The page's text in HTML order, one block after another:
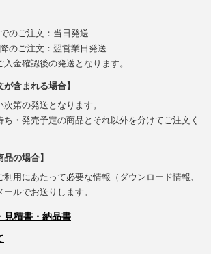
のご注文：当日発送
のご注文：翌営業日発送
金確認後の発送となります。
が含まれる場合】
第の発送となります。
・発売予定の商品とそれ以外を分けてご注文く
品の場合】
用にあたって必要な情報（ダウンロード情報、
ルでお送りします。
見積書・納品書